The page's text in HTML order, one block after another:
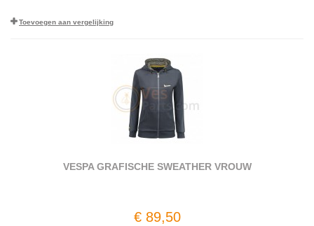
Toevoegen aan vergelijking
VESPA GRAFISCHE SWEATHER VROUW
€ 89,50